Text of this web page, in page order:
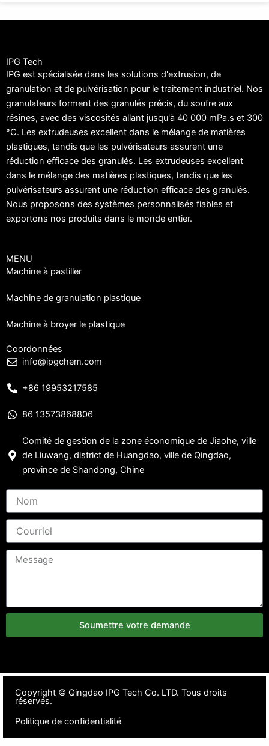
IPG Tech
IPG est spécialisée dans les solutions d'extrusion, de
granulation et de pulvérisation pour le traitement industriel. Nos
granulateurs forment des granulés précis, du soufre aux
résines, avec des viscosités allant jusqu'à 40 000 mPa.s et 300
°C. Les extrudeuses excellent dans le mélange de matières
plastiques, tandis que les pulvérisateurs assurent une
réduction efficace des granulés. Les extrudeuses excellent
dans le mélange des matières plastiques, tandis que les
pulvérisateurs assurent une réduction efficace des granulés.
Nous proposons des systèmes personnalisés fiables et
exportons nos produits dans le monde entier.
MENU
Machine à pastiller
Machine de granulation plastique
Machine à broyer le plastique
Coordonnées
info@ipgchem.com
+86 19953217585
86 13573868806
Comité de gestion de la zone économique de Jiaohe, ville
de Liuwang, district de Huangdao, ville de Qingdao,
province de Shandong, Chine
Soumettre votre demande
Copyright © Qingdao IPG Tech Co. LTD. Tous droits
réservés.
Politique de confidentialité